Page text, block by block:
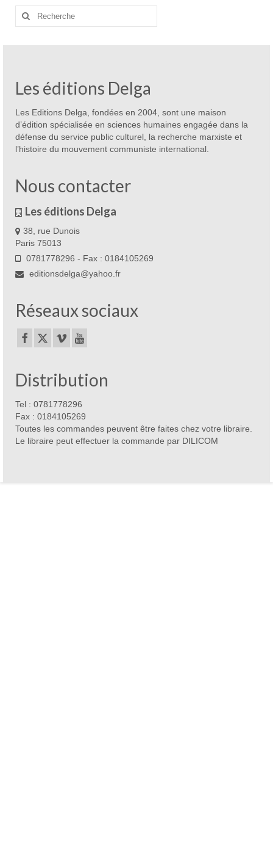
Rechercher
Les éditions Delga
Les Editions Delga, fondées en 2004, sont une maison
d’édition spécialisée en sciences humaines engagée dans la
défense du service public culturel, la recherche marxiste et
l’histoire du mouvement communiste international.
Nous contacter
Les éditions Delga
38, rue Dunois
Paris 75013
0781778296 - Fax : 0184105269
editionsdelga@yahoo.fr
Réseaux sociaux
Distribution
Tel : 0781778296
Fax : 0184105269
Toutes les commandes peuvent être faites chez votre libraire.
Le libraire peut effectuer la commande par DILICOM